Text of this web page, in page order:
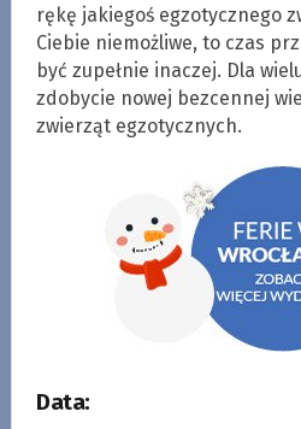
rękę jakiegoś egzotycznego
Ciebie niemożliwe, to czas
być zupełnie inaczej. Dla
zdobycie nowej bezcennej
zwierząt egzotycznych.
Data: